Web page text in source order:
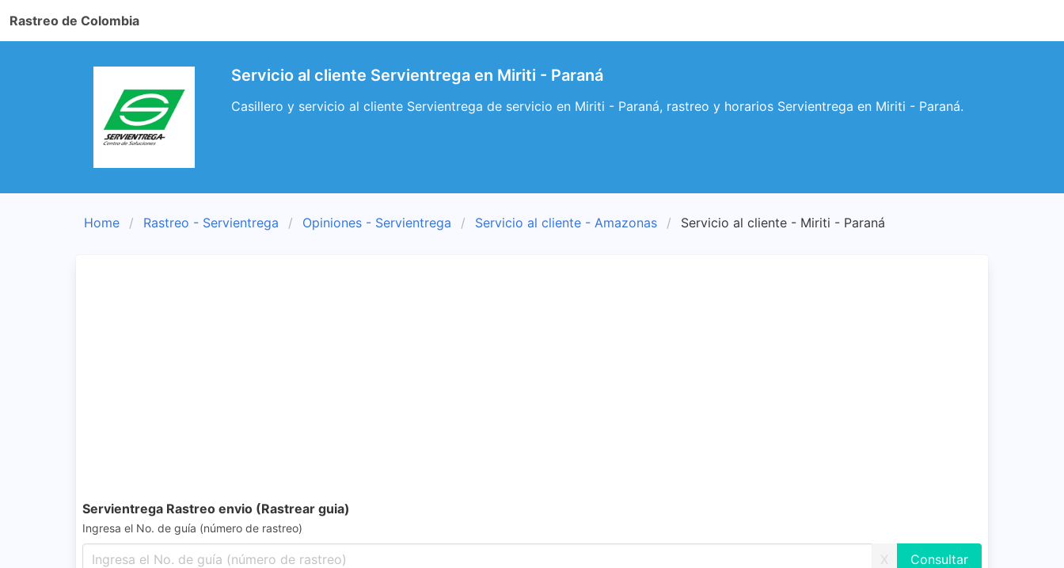
Rastreo de Colombia
Servicio al cliente Servientrega en Miriti - Paraná
Casillero y servicio al cliente Servientrega de servicio en Miriti - Paraná, rastreo y horarios Servientrega en Miriti - Paraná.
Home Rastreo - Servientrega Opiniones - Servientrega Servicio al cliente - Amazonas Servicio al cliente - Miriti - Paraná
Servientrega Rastreo envio (Rastrear guia)
Ingresa el No. de guía (número de rastreo)
X